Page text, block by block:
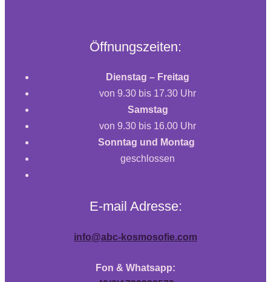
Öffnungszeiten:
Dienstag – Freitag
von 9.30 bis 17.30 Uhr
Samstag
von 9.30 bis 16.00 Uhr
Sonntag und Montag
geschlossen
E-mail Adresse:
info@abc-kosmosofie.com
Fon & Whatsapp: